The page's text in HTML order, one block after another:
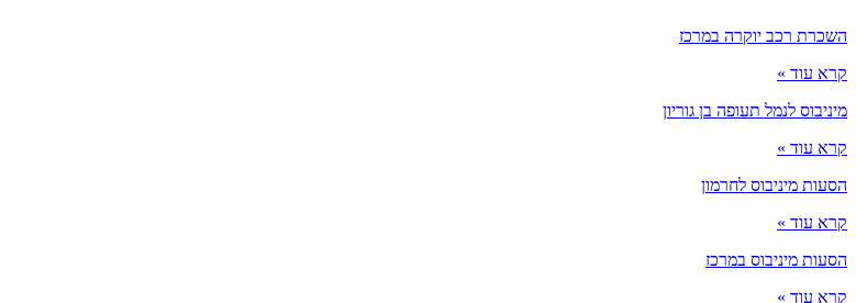
השכרת רכב יוקרה במרכז
קרא עוד »
מיניבוס לנמל תעופה בן גוריון
קרא עוד »
הסעות מיניבוס לחרמון
קרא עוד »
הסעות מיניבוס במרכז
קרא עוד »